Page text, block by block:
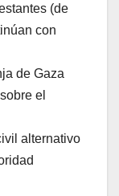
(de
con
de Gaza
el
alternativo